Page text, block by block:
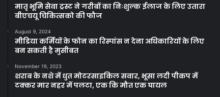
मातृ भूमि सेवा ट्रस्ट ने गरीबों का निःशुल्क ईलाज के लिए उतारा
बीएचयू चिकित्सको की फौज
August 9, 2024
मीडिया कर्मियों के फोन का रिस्पांस न देना अधिकारियों के लिए
बन सकती है मुसीबत
November 19, 2023
शराब के नशे में धुत मोटरसाइकिल सवार, भूसा लदी पीकप में
टक्कर मार नहर में पलटा, एक कि मौत एक घायल